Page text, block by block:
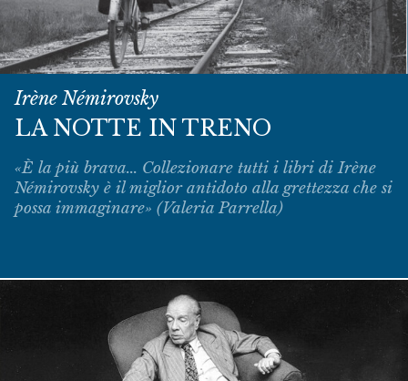
Irène Némirovsky
LA NOTTE IN TRENO
«È la più brava... Collezionare tutti i libri di Irène
Némirovsky è il miglior antidoto alla grettezza che si
possa immaginare» (Valeria Parrella)